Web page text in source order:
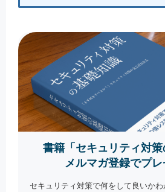
書籍「セキュリティ対策
メルマガ登録でプレ
セキュリティ対策で何をして良いか